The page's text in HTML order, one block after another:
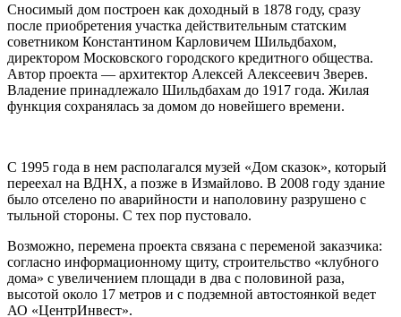
Сносимый дом построен как доходный в 1878 году, сразу
после приобретения участка действительным статским
советником Константином Карловичем Шильдбахом,
директором Московского городского кредитного общества.
Автор проекта — архитектор Алексей Алексеевич Зверев.
Владение принадлежало Шильдбахам до 1917 года. Жилая
функция сохранялась за домом до новейшего времени.
С 1995 года в нем располагался музей «Дом сказок», который
переехал на ВДНХ, а позже в Измайлово. В 2008 году здание
было отселено по аварийности и наполовину разрушено с
тыльной стороны. С тех пор пустовало.
Возможно, перемена проекта связана с переменой заказчика:
согласно информационному щиту, строительство «клубного
дома» с увеличением площади в два с половиной раза,
высотой около 17 метров и с подземной автостоянкой ведет
АО «ЦентрИнвест».